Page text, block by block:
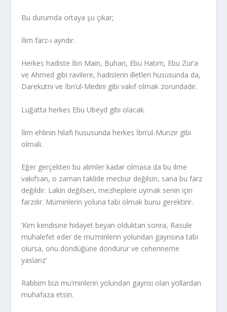
Bu durumda ortaya şu çıkar;
İlim farz-ı ayndır.
Herkes hadiste İbn Main, Buhari, Ebu Hatım, Ebu Zur’a
ve Ahmed gibi ravilere, hadislerin illetleri hususunda da,
Darekutni ve İbn’ul-Medini gibi vakıf olmak zorundadır.
Luğatta herkes Ebu Ubeyd gibi olacak.
İlim ehlinin hilafı hususunda herkes İbn’ul-Munzir gibi
olmalı.
Eğer gerçekten bu alimler kadar olmasa da bu ilme
vakıfsan, o zaman taklide mecbur değilsin, sana bu farz
değildir. Lakin değilsen, mezheplere uymak senin için
farzdır. Müminlerin yoluna tabi olmak bunu gerektirir.
‘Kim kendisine hidayet beyan olduktan sonra, Rasule
muhalefet eder de mu’minlerin yolundan gayrısına tabi
olursa, onu döndüğüne döndürür ve cehenneme
yaslarız’
Rabbim bizi mu’minlerin yolundan gayrısı olan yollardan
muhafaza etsin.